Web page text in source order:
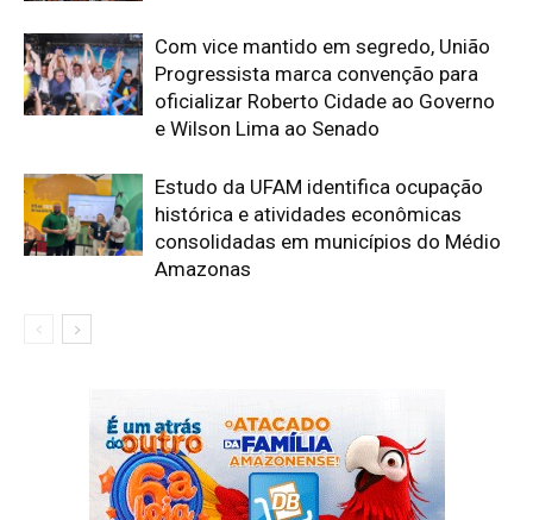
Com vice mantido em segredo, União
Progressista marca convenção para
oficializar Roberto Cidade ao Governo
e Wilson Lima ao Senado
Estudo da UFAM identifica ocupação
histórica e atividades econômicas
consolidadas em municípios do Médio
Amazonas